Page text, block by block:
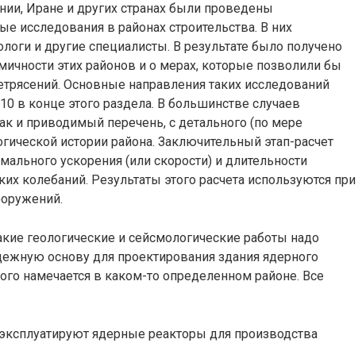
Иране и других странах были проведены
исследования в районах строительства. В них
и другие специалисты. В результате было получено
этих районов и о мерах, которые позволили бы
Основные направления та­ких исследований
в конце этого раздела. В большинстве случаев
и приводимый перечень, с детального (по мере
истории района. Заключительный этап-расчет
ускорения (или скорости) и длительности
колеба­ний. Результаты этого расчета используются при
геологические и сейсмологи­ческие работы надо
основу для проектирования здания ядерного
намечается в каком-то определенном районе. Все
ядерные реакторы для производства